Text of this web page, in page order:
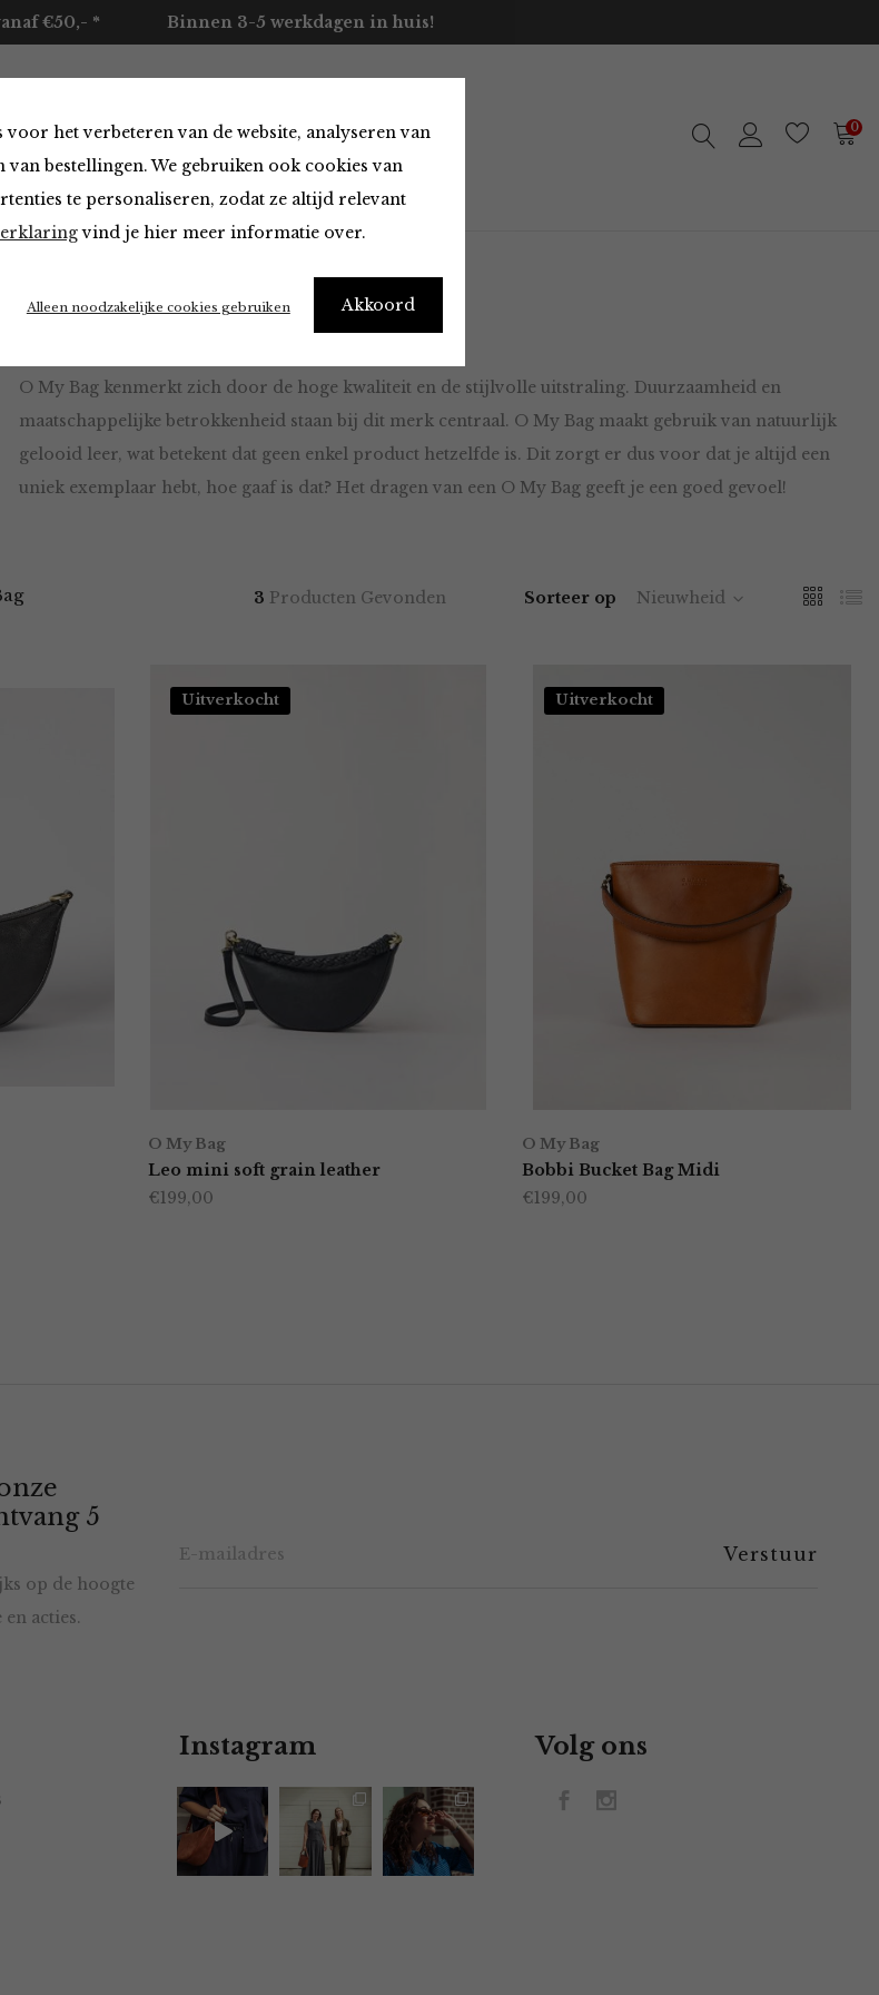
het verbeteren van de website, analyseren van
bestellingen. We gebruiken ook cookies van
te personaliseren, zodat ze altijd relevant
vind je hier meer informatie over.
Akkoord
Alleen noodzakelijke cookies gebruiken
€50,- * Binnen 3-5 werkdagen in huis!
Merken Over ons Contact 0
O My Bag kenmerkt zich door de hoge kwaliteit en de stijlvolle uitstraling. Duurzaamheid en
maatschappelijke betrokkenheid staan bij dit merk centraal. O My Bag maakt gebruik van natuurlijk
gelooid leer, wat betekent dat geen enkel product hetzelfde is. Dit zorgt er dus voor dat je altijd een
uniek exemplaar hebt, hoe gaaf is dat? Het dragen van een O My Bag geeft je een goed gevoel!
3 Producten Gevonden Sorteer op Nieuwheid
Uitverkocht
O My Bag
Leo mini soft grain leather
€199,00
Uitverkocht
O My Bag
Bobbi Bucket Bag Midi
€199,00
5
op de hoogte
acties.
Instagram Volg ons